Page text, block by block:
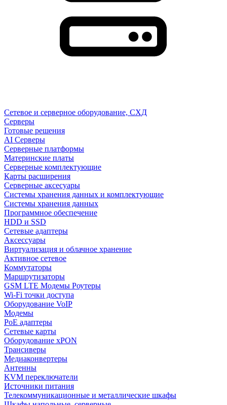
Сетевое и серверное оборудование, СХД
Cерверы
Готовые решения
AI Серверы
Серверные платформы
Материнские платы
Серверные комплектующие
Карты расширения
Серверные аксесуары
Системы хранения данных и комплектующие
Системы хранения данных
Программное обеспечение
HDD и SSD
Сетевые адаптеры
Аксессуары
Виртуализация и облачное хранение
Активное сетевое
Коммутаторы
Маршрутизаторы
GSM LTE Модемы Роутеры
Wi-Fi точки доступа
Оборудование VoIP
Модемы
PoE адаптеры
Сетевые карты
Оборудование xPON
Трансиверы
Медиаконвертеры
Антенны
KVM переключатели
Источники питания
Телекоммуникационные и металлические шкафы